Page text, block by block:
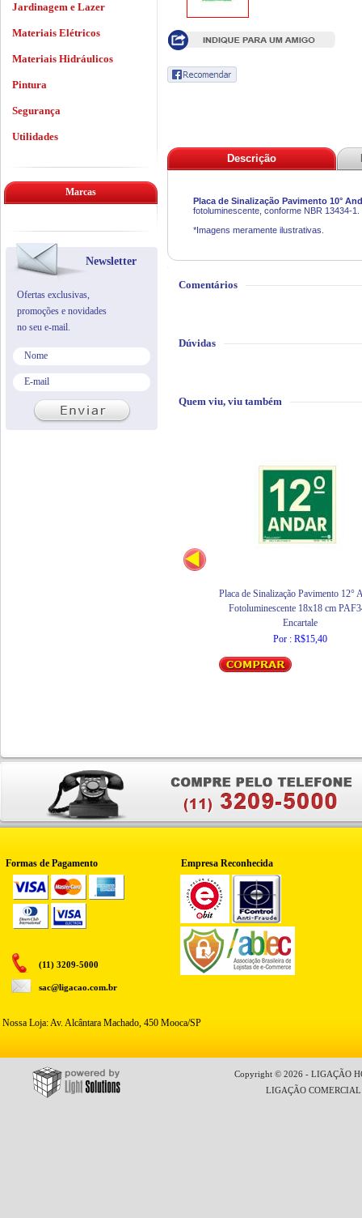
Descrição
Placa de Sinalização Pavimento 10°
fotoluminescente, conforme NBR 13434-1.
*Imagens meramente ilustrativas.
Comentários
Dúvidas
Quem viu, viu também
Placa de Sinalização Pavimento 12°
Fotoluminescente 18x18 cm
Encartale
Por : R$15,40
Jardinagem e Lazer
Materiais Elétricos
Materiais Hidráulicos
Pintura
Segurança
Utilidades
Marcas
Newsletter
Ofertas exclusivas,
promoções e novidades
no seu e-mail.
Formas de Pagamento Empresa Reconhecida
(11) 3209-5000
sac@ligacao.com.br
Nossa Loja: Av. Alcântara Machado, 450 Mooca/SP
Copyright © 2026 - LIGAÇÃO
LIGAÇÃO